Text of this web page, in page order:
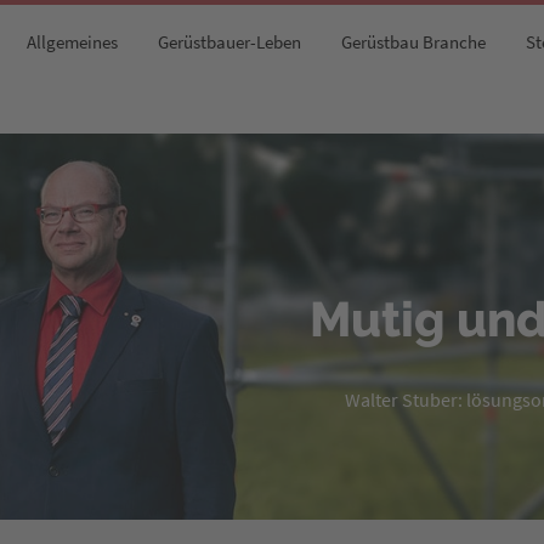
Allgemeines Gerüstbauer-Leben Gerüstbau Branche
Mutig
Walter Stuber: